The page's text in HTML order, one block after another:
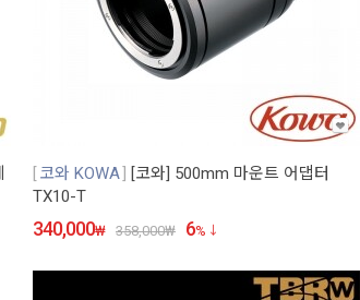
코와 KOWA
[코와] 500mm 마운트 어댑터
TX10-T
340,000₩ 358,000₩ 6%